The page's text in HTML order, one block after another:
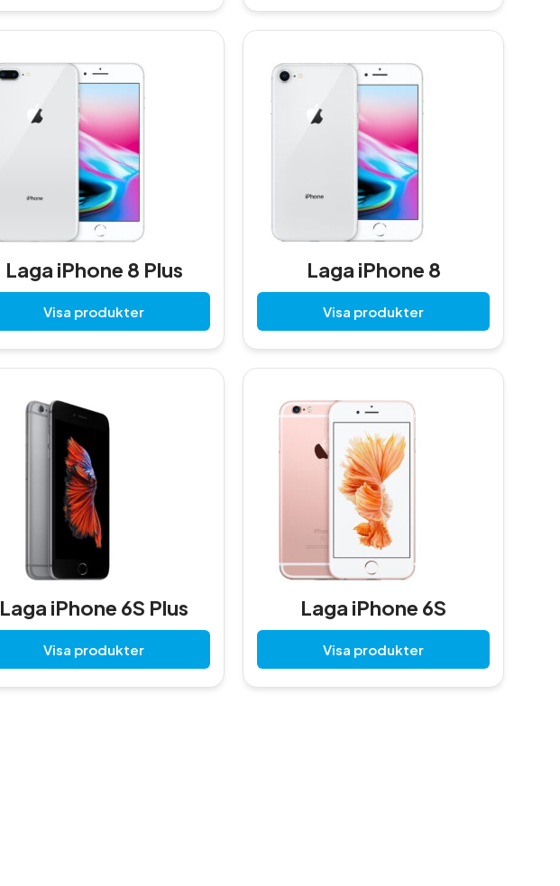
Laga iPhone 8 Plus
Visa produkter
Laga iPhone 8
Visa produkter
Laga iPhone 6S Plus
Visa produkter
Laga iPhone 6S
Visa produkter